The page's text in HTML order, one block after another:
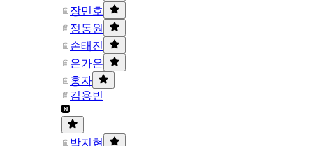
장민호
정동원
손태진
은가은
홍자
김용빈
박지현